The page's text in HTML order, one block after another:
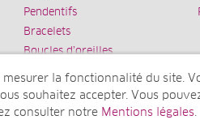
Pendentifs
Bracelets
Boucles d’oreilles
la fonctionnalité du site.
souhaitez accepter. Vous
consulter notre Mentions légales.